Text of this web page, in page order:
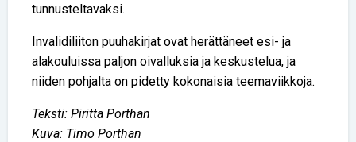
tunnusteltavaksi.
Invalidiliiton puuhakirjat ovat herättäneet esi- ja
alakouluissa paljon oivalluksia ja keskustelua, ja
niiden pohjalta on pidetty kokonaisia teemaviikkoja.
Teksti: Piritta Porthan
Kuva: Timo Porthan